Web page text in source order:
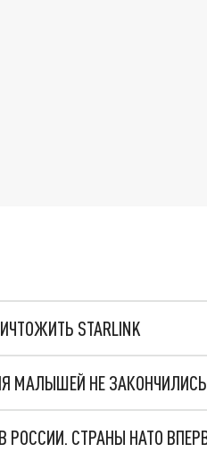
STARLINK
МАЛЫШЕЙ НЕ ЗАКОНЧИЛИСЬ